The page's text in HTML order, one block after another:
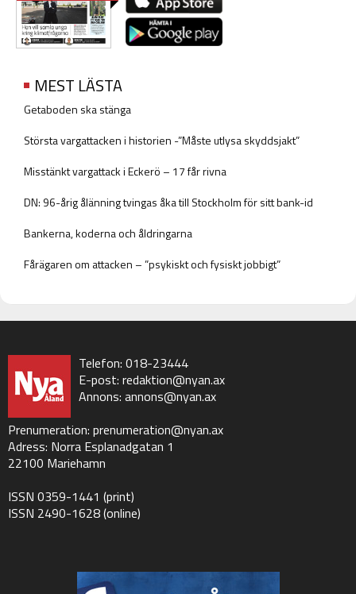
MEST LÄSTA
Getaboden ska stänga
Största vargattacken i historien -”Måste utlysa skyddsjakt”
Misstänkt vargattack i Eckerö – 17 får rivna
DN: 96-årig ålänning tvingas åka till Stockholm för sitt bank-id
Bankerna, koderna och åldringarna
Fårägaren om attacken – ”psykiskt och fysiskt jobbigt”
Telefon: 018-23444
E-post: redaktion@nyan.ax
Annons: annons@nyan.ax
Prenumeration: prenumeration@nyan.ax
Adress: Norra Esplanadgatan 1
22100 Mariehamn
ISSN 0359-1441 (print)
ISSN 2490-1628 (online)